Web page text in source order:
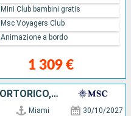
1 309 €
Mini Club bambini gratis
Msc Voyagers Club
Animazione a bordo
REPUBBLICA DOMINICANA, PORTORICO, BAHAMAS, STATI UNITI, HONDURAS, MESSICO
Miami 30/10/2027